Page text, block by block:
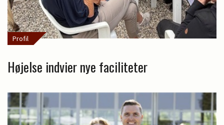
Profil
Højelse indvier nye faciliteter